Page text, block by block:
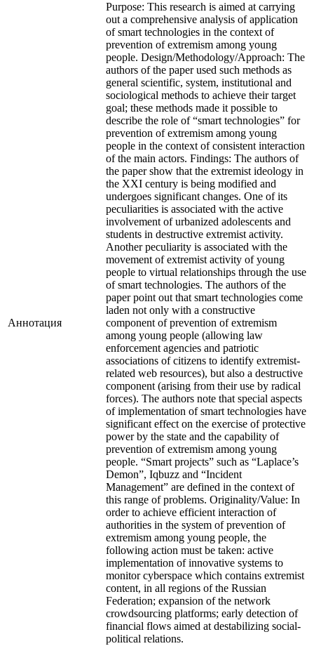
Аннотация
Purpose: This research is aimed at carrying
out a comprehensive analysis of application
of smart technologies in the context of
prevention of extremism among young
people. Design/Methodology/Approach: The
authors of the paper used such methods as
general scientific, system, institutional and
sociological methods to achieve their target
goal; these methods made it possible to
describe the role of “smart technologies” for
prevention of extremism among young
people in the context of consistent interaction
of the main actors. Findings: The authors of
the paper show that the extremist ideology in
the XXI century is being modified and
undergoes significant changes. One of its
peculiarities is associated with the active
involvement of urbanized adolescents and
students in destructive extremist activity.
Another peculiarity is associated with the
movement of extremist activity of young
people to virtual relationships through the use
of smart technologies. The authors of the
paper point out that smart technologies come
laden not only with a constructive
component of prevention of extremism
among young people (allowing law
enforcement agencies and patriotic
associations of citizens to identify extremist-
related web resources), but also a destructive
component (arising from their use by radical
forces). The authors note that special aspects
of implementation of smart technologies have
significant effect on the exercise of protective
power by the state and the capability of
prevention of extremism among young
people. “Smart projects” such as “Laplace’s
Demon”, Iqbuzz and “Incident
Management” are defined in the context of
this range of problems. Originality/Value: In
order to achieve efficient interaction of
authorities in the system of prevention of
extremism among young people, the
following action must be taken: active
implementation of innovative systems to
monitor cyberspace which contains extremist
content, in all regions of the Russian
Federation; expansion of the network
crowdsourcing platforms; early detection of
financial flows aimed at destabilizing social-
political relations.